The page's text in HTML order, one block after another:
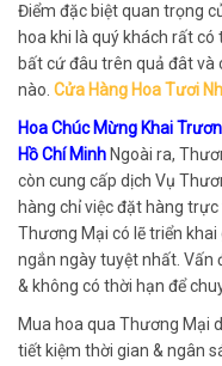
Điểm đặc biệt quan trọng
hoa khi là quý khách rất
bất cứ đâu trên quả đât và
nào. Cửa Hàng Hoa Tươi
Hoa Chúc Mừng Khai
Hồ Chí Minh Ngoài ra,
còn cung cấp dịch Vụ
hàng chỉ việc đặt hàng
Thương Mại có lẽ triển
ngắn ngày tuyệt nhất. Vấn
& không có thời hạn để
Mua hoa qua Thương Mại
tiết kiệm thời gian & ngân